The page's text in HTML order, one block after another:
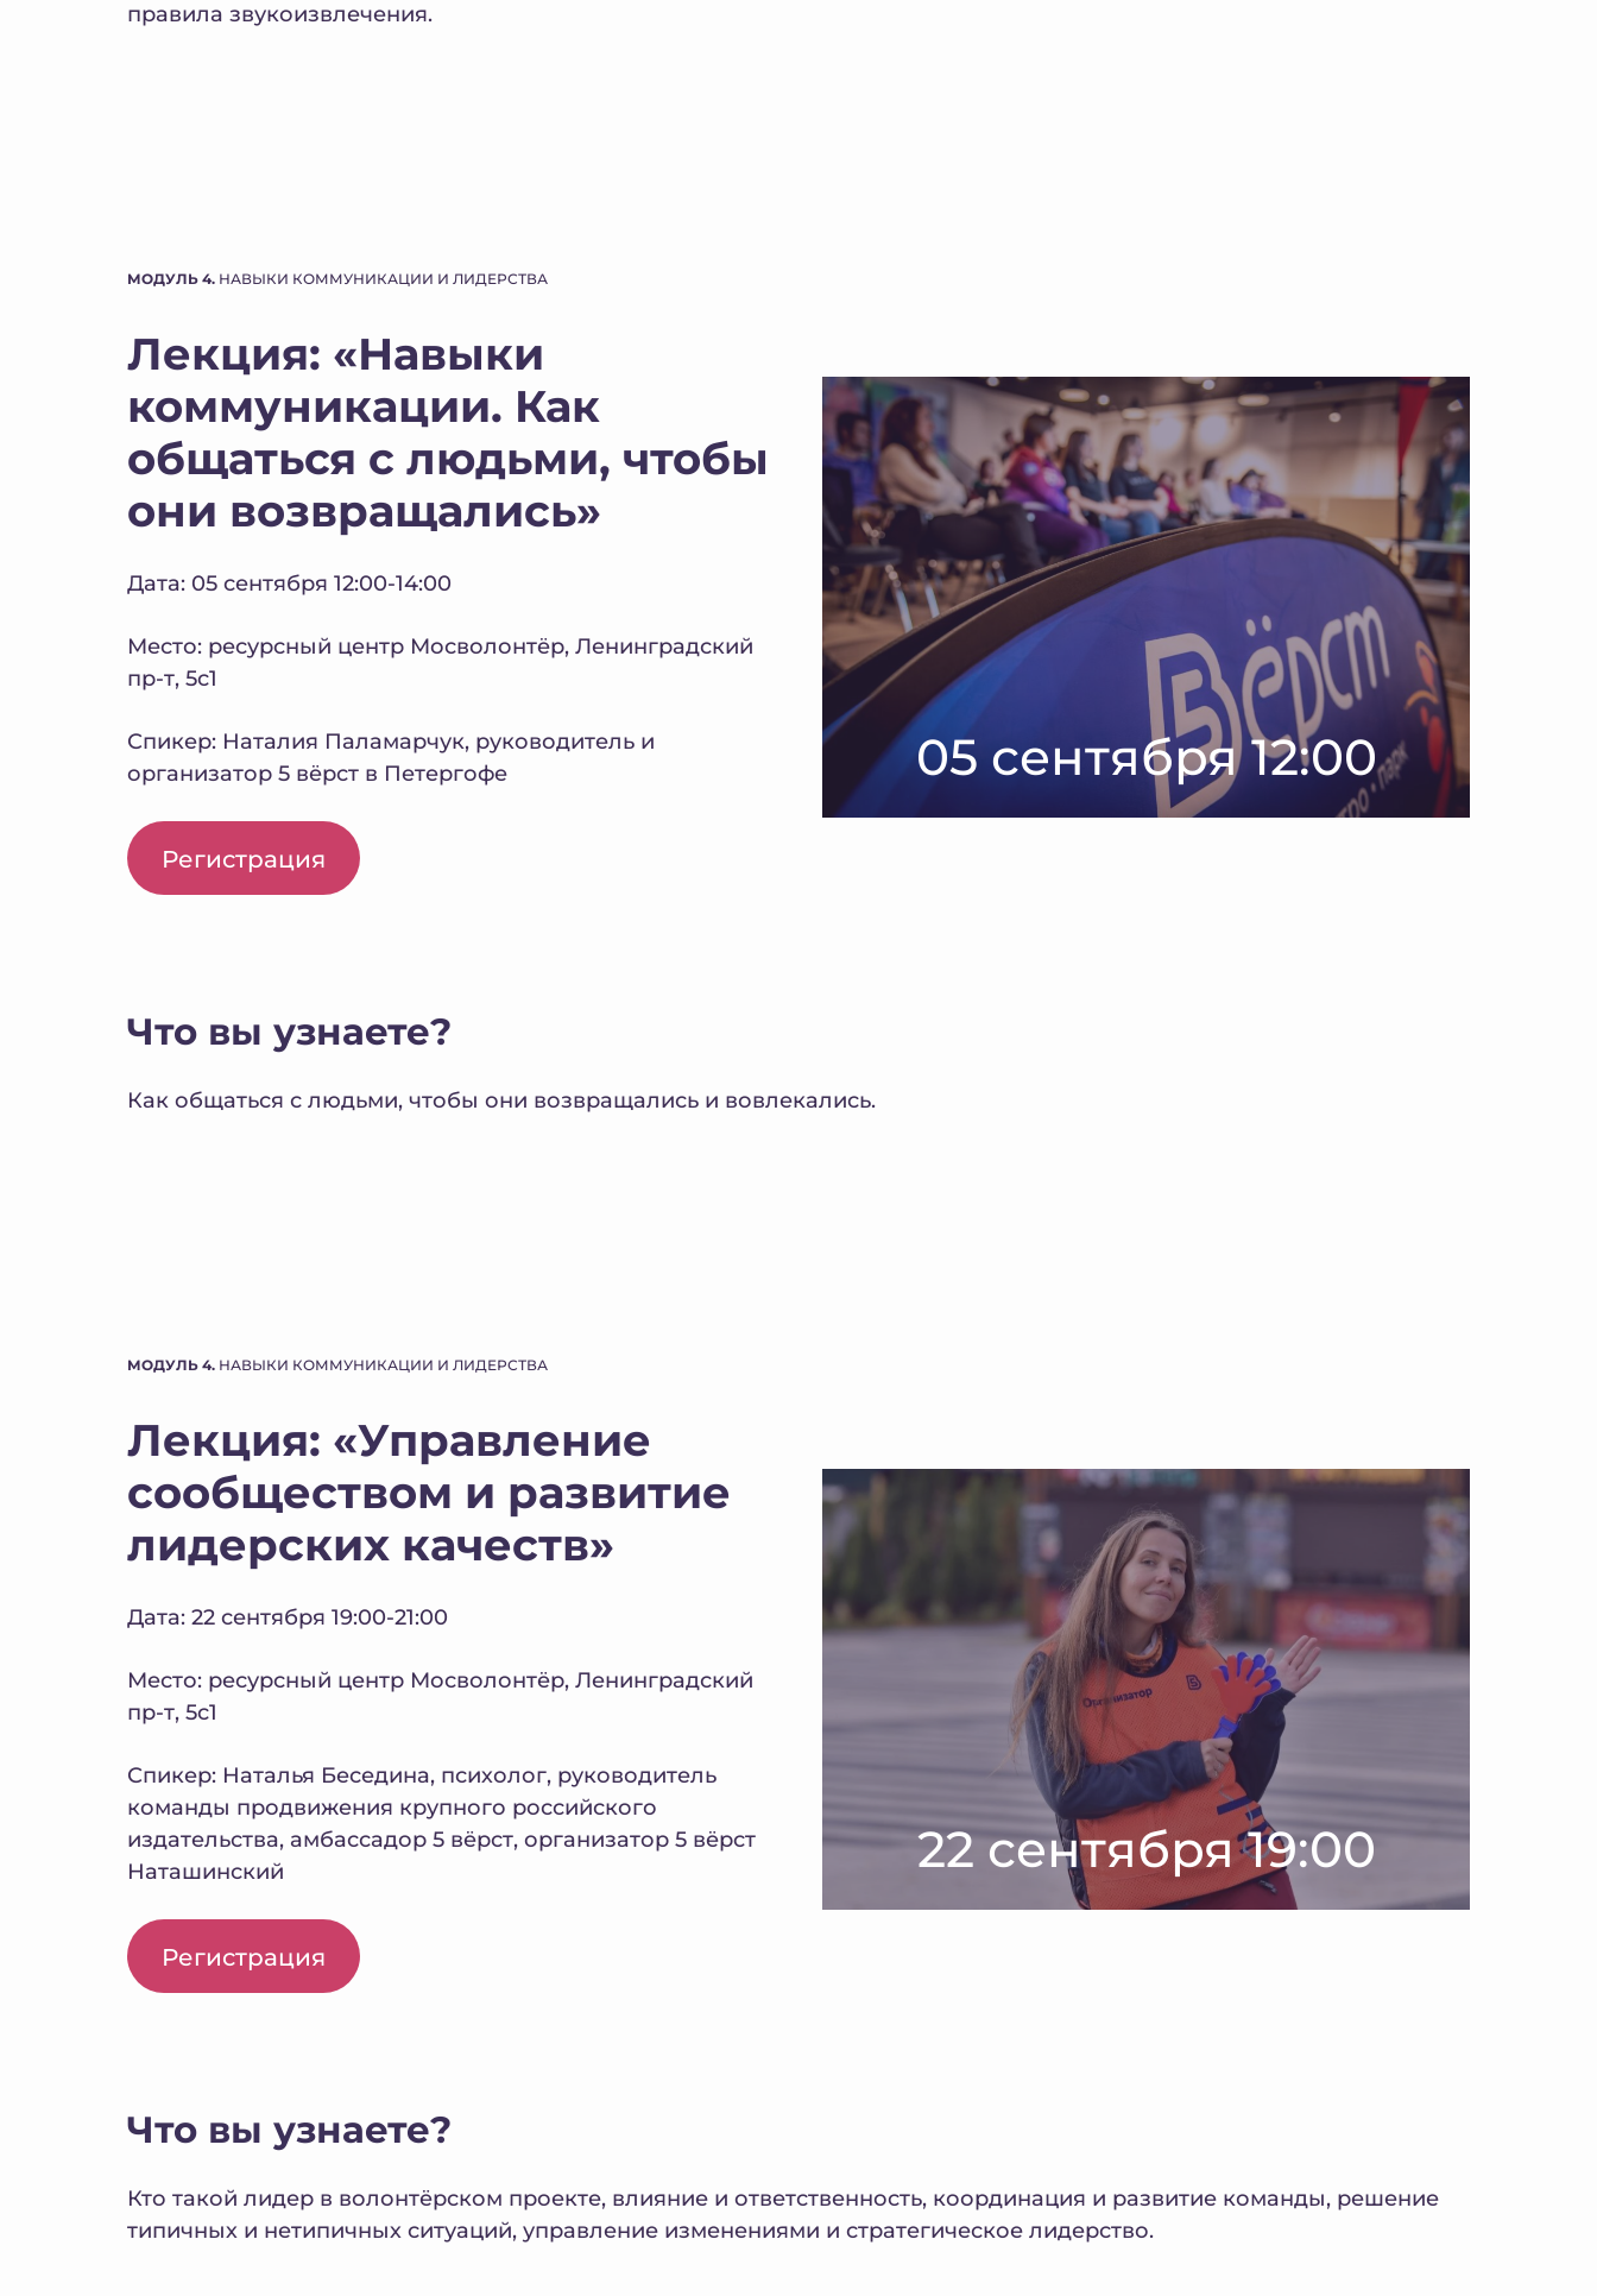
правила звукоизвлечения.
МОДУЛЬ 4. НАВЫКИ КОММУНИКАЦИИ И ЛИДЕРСТВА
Лекция: «Навыки
коммуникации. Как
общаться с людьми, чтобы
они возвращались»
Дата: 05 сентября 12:00-14:00
Место: ресурсный центр Мосволонтёр, Ленинградский
пр-т, 5с1
Спикер: Наталия Паламарчук, руководитель и
организатор 5 вёрст в Петергофе
Регистрация
05 сентября 12:00
Что вы узнаете?
Как общаться с людьми, чтобы они возвращались и вовлекались.
МОДУЛЬ 4. НАВЫКИ КОММУНИКАЦИИ И ЛИДЕРСТВА
Лекция: «Управление
сообществом и развитие
лидерских качеств»
Дата: 22 сентября 19:00-21:00
Место: ресурсный центр Мосволонтёр, Ленинградский
пр-т, 5с1
Спикер: Наталья Беседина, психолог, руководитель
команды продвижения крупного российского
издательства, амбассадор 5 вёрст, организатор 5 вёрст
Наташинский
Регистрация
22 сентября 19:00
Что вы узнаете?
Кто такой лидер в волонтёрском проекте, влияние и ответственность, координация и развитие команды, решение
типичных и нетипичных ситуаций, управление изменениями и стратегическое лидерство.